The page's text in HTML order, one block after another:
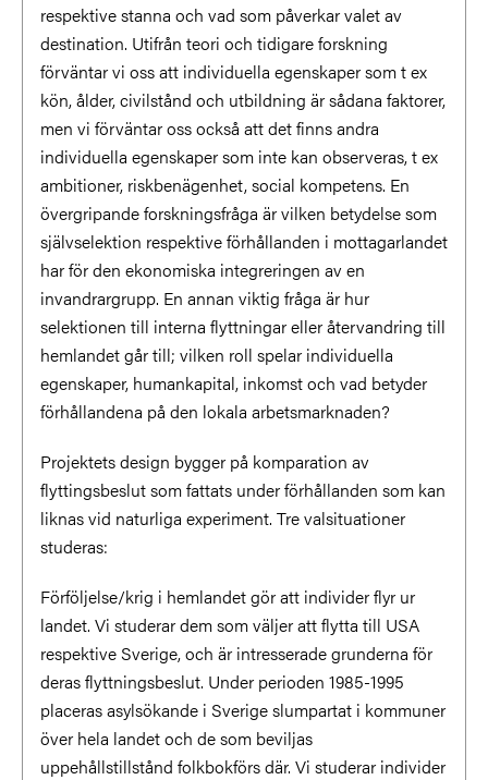
respektive stanna och vad som påverkar valet av
destination. Utifrån teori och tidigare forskning
förväntar vi oss att individuella egenskaper som t ex
kön, ålder, civilstånd och utbildning är sådana faktorer,
men vi förväntar oss också att det finns andra
individuella egenskaper som inte kan observeras, t ex
ambitioner, riskbenägenhet, social kompetens. En
övergripande forskningsfråga är vilken betydelse som
självselektion respektive förhållanden i mottagarlandet
har för den ekonomiska integreringen av en
invandrargrupp. En annan viktig fråga är hur
selektionen till interna flyttningar eller återvandring till
hemlandet går till; vilken roll spelar individuella
egenskaper, humankapital, inkomst och vad betyder
förhållandena på den lokala arbetsmarknaden?
Projektets design bygger på komparation av
flyttingsbeslut som fattats under förhållanden som kan
liknas vid naturliga experiment. Tre valsituationer
studeras:
Förföljelse/krig i hemlandet gör att individer flyr ur
landet. Vi studerar dem som väljer att flytta till USA
respektive Sverige, och är intresserade grunderna för
deras flyttningsbeslut. Under perioden 1985-1995
placeras asylsökande i Sverige slumpartat i kommuner
över hela landet och de som beviljas
uppehållstillstånd folkbokförs där. Vi studerar individer